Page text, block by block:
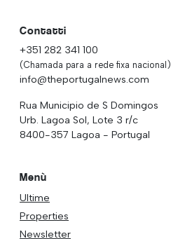
Contatti
+351 282 341 100
(Chamada para a rede fixa nacional)
info@theportugalnews.com
Rua Municipio de S Domingos
Urb. Lagoa Sol, Lote 3 r/c
8400-357 Lagoa - Portugal
Menù
Ultime
Properties
Newsletter